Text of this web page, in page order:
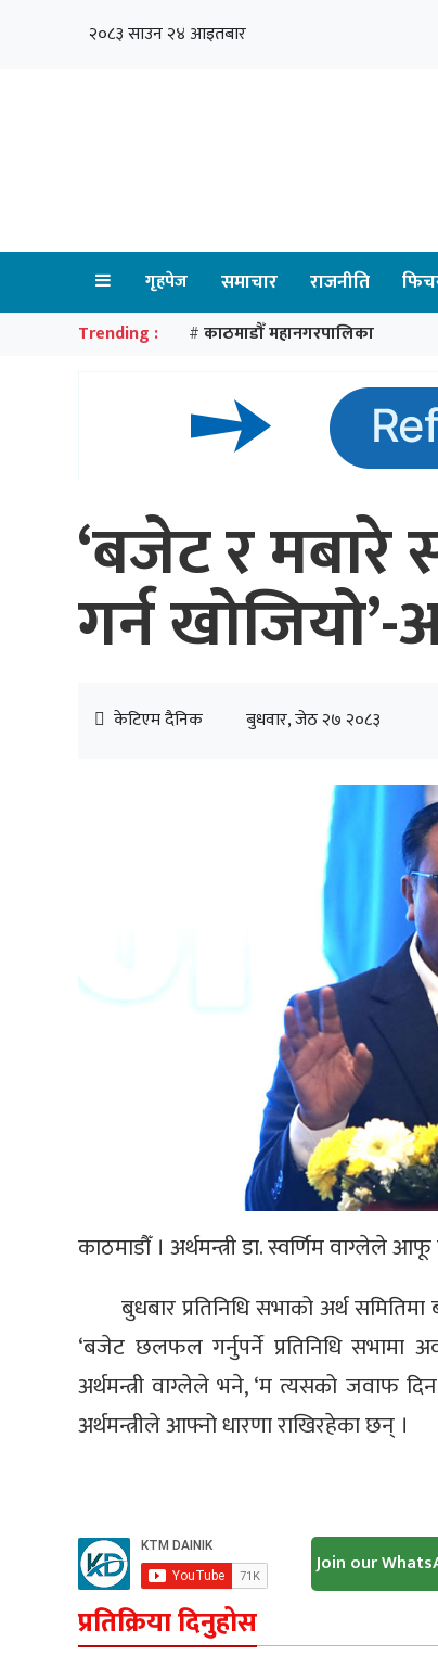
२०८३ साउन २४ आइतबार
गृहपेज समाचार राजनीति
Trending : # काठमाडौँ महानगरपालिका
‘बजेट र
गर्न खोजियो’-
केटिएम दैनिक बुधवार, जेठ २७ २०८३
काठमाडौँ । अर्थमन्त्री डा. स्वर्णिम
बुधबार प्रतिनिधि सभाको अर्थ
‘बजेट छलफल गर्नुपर्ने प्रतिनिधि
अर्थमन्त्री वाग्लेले भने, ‘म त्यसको जवाफ
अर्थमन्त्रीले आफ्नो धारणा राखिरहेका छन् ।
Join our
प्रतिक्रिया दिनुहोस